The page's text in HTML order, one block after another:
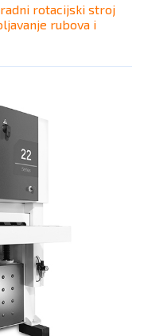
rotacijski stroj
rubova i